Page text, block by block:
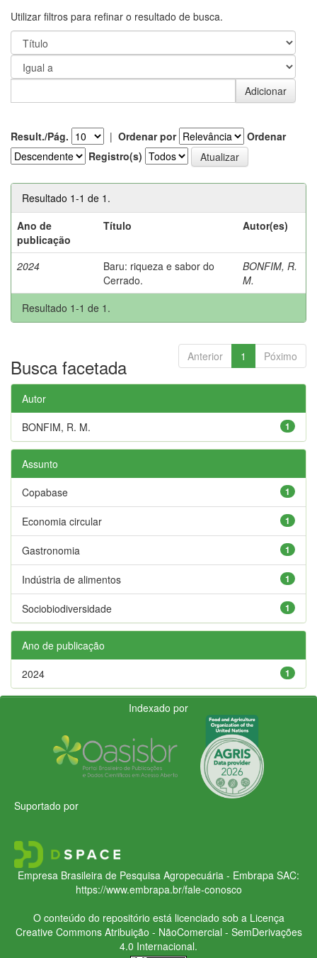
Utilizar filtros para refinar o resultado de busca.
Result./Pág. | Ordenar por
Ordenar
Registro(s)
Resultado 1-1 de 1.
Ano de
publicação
Título Autor(es)
2024
Baru: riqueza e sabor do
Cerrado.
BONFIM, R.
M.
Resultado 1-1 de 1.
Anterior 1 Póximo
Busca facetada
Autor
1
BONFIM, R. M.
Assunto
1
Copabase
1
Economia circular
1
Gastronomia
1
Indústria de alimentos
1
Sociobiodiversidade
Ano de publicação
1
2024
Indexado por
Suportado por
Empresa Brasileira de Pesquisa Agropecuária - Embrapa SAC:
https://www.embrapa.br/fale-conosco
O conteúdo do repositório está licenciado sob a Licença
Creative CommonsAtribuição - NãoComercial - SemDerivações
4.0 Internacional.